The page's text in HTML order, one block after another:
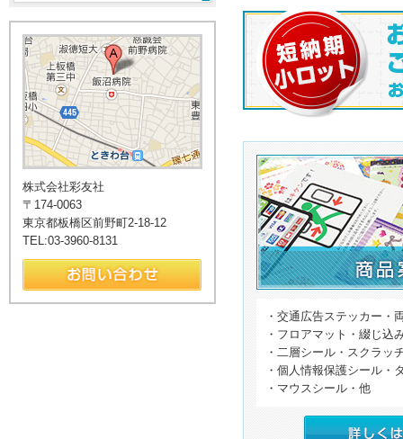
株式会社彩友社
〒174-0063
東京都板橋区前野町2-18-12
TEL:03-3960-8131
・交通広告ステッカー・
・フロアマット・綴じ込
・二層シール・スクラッ
・個人情報保護シール・
・マウスシール・他